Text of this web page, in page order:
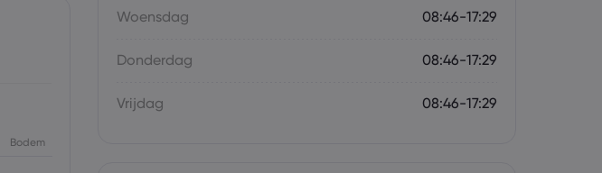
Bodem
Woensdag 08:46-17:29
Donderdag 08:46-17:29
Vrijdag 08:46-17:29